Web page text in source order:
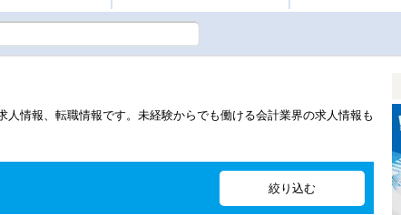
情報、転職情報です。未経験からでも働ける会計業界の求人情報も